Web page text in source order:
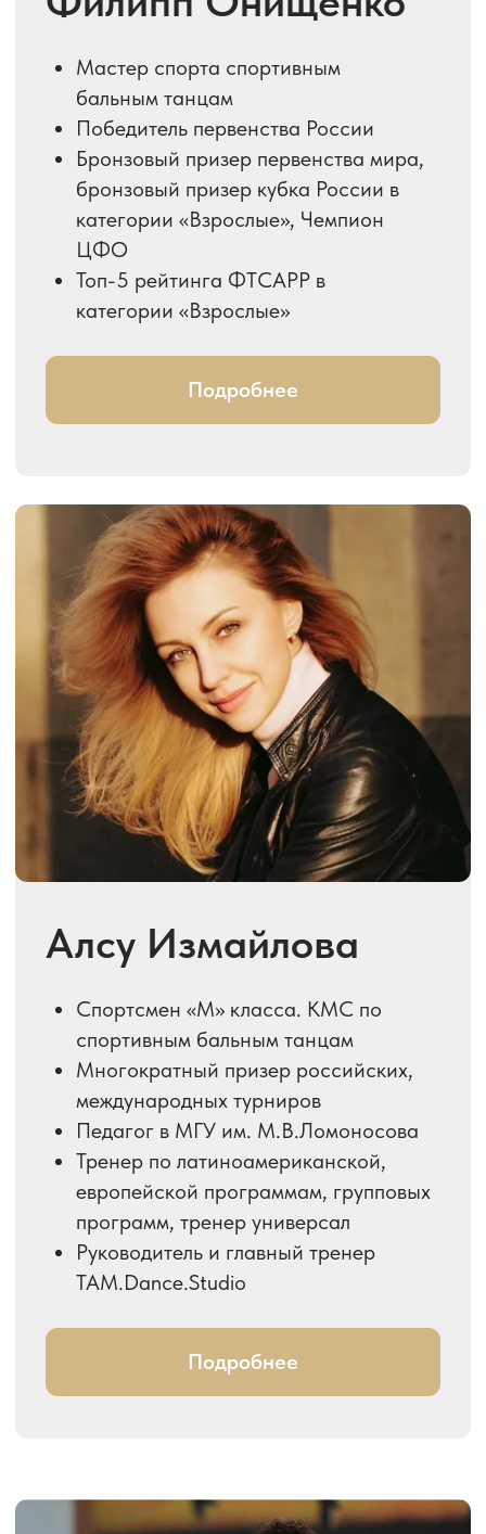
adm@aprioritsc.ru
Instagram*
О нас
Тренерский состав
Telegram
Новости
Участникам
Наша гордость
Духовного и Культурного Развития
Сведения об организации
Использование любых материалов сайта
полностью или частично требует
письменного разрешения
Согласие на обработку
персональных данных
Априори Новороссийск